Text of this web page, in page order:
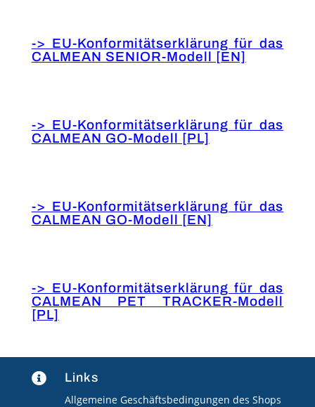
-> EU-Konformitätserklärung für das
CALMEAN SENIOR-Modell [EN]
-> EU-Konformitätserklärung für das
CALMEAN GO-Modell [PL]
-> EU-Konformitätserklärung für das
CALMEAN GO-Modell [EN]
-> EU-Konformitätserklärung für das
CALMEAN PET TRACKER-Modell
[PL]
 Links
Allgemeine Geschäftsbedingungen des Shops